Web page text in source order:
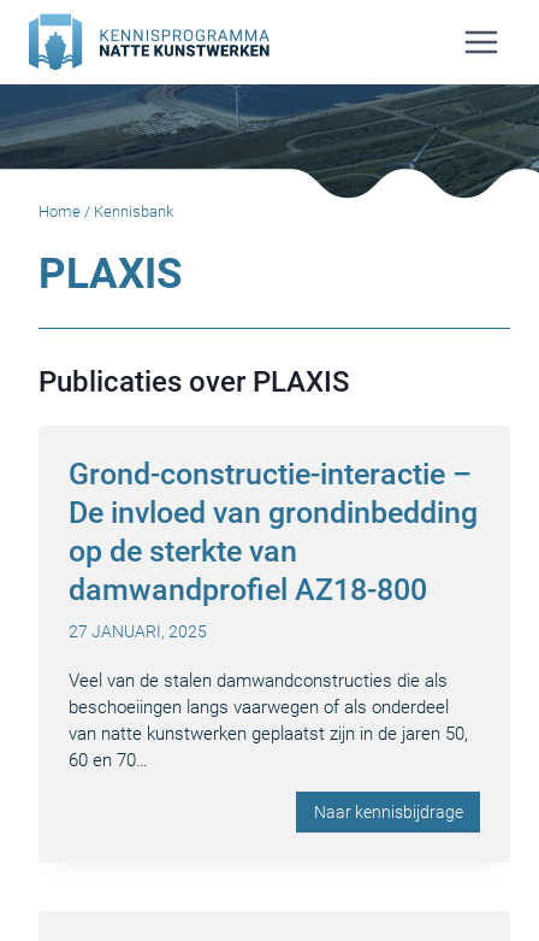
Doorgaan
naar
inhoud
Home / Kennisbank
PLAXIS
Publicaties over PLAXIS
Grond-constructie-interactie –
De invloed van grondinbedding
op de sterkte van
damwandprofiel AZ18-800
27 JANUARI, 2025
Veel van de stalen damwandconstructies die als
beschoeiingen langs vaarwegen of als onderdeel
van natte kunstwerken geplaatst zijn in de jaren 50,
60 en 70…
Naar kennisbijdrage